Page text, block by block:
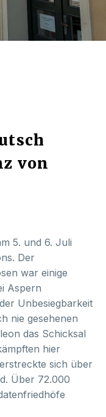
von
5. und 6. Juli
Der
war einige
Aspern
Unbesiegbarkeit
nie gesehenen
das Schicksal
hier
sich über
Über 72.000